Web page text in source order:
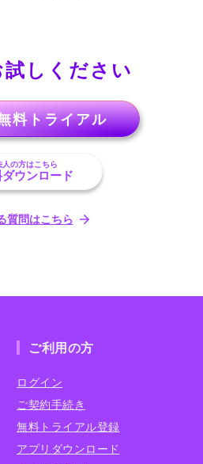
試しください
料トライアル
人の方はこちら
ダウンロード
質問はこちら
ご利用の方
ログイン
ご契約手続き
無料トライアル登録
アプリダウンロード